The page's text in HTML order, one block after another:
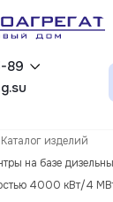
89
Каталог изделий
на базе
4000 кВт/4